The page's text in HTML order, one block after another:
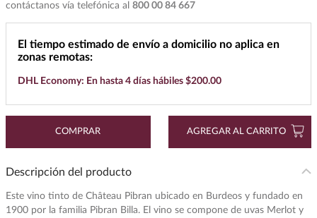
contáctanos vía telefónica al 800 00 84 667
El tiempo estimado de envío a domicilio no aplica en
zonas remotas:
DHL Economy: En hasta 4 días hábiles $200.00
COMPRAR AGREGAR AL CARRITO
Descripción del producto
Este vino tinto de Château Pibran ubicado en Burdeos y fundado en
1900 por la familia Pibran Billa. El vino se compone de uvas Merlot y
7.
buchanans
8.
don julio
maestro dobel
10. black label